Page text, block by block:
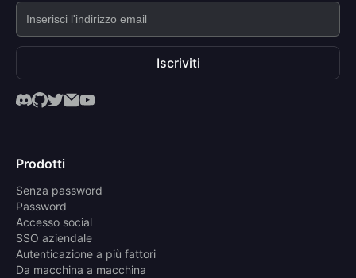
Iscriviti
Prodotti
Senza password
Password
Accesso social
SSO aziendale
Autenticazione a più fattori
Da macchina a macchina